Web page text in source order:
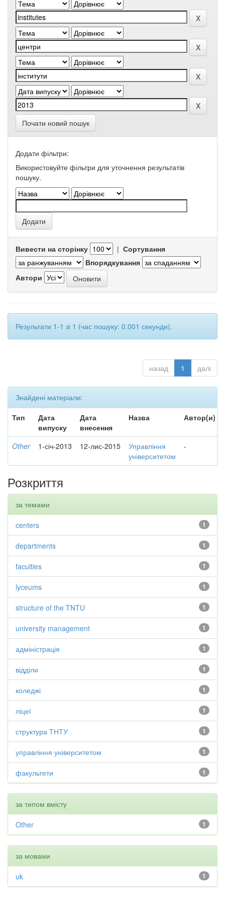
Почати новий пошук
Додати фільтри:
Використовуйте фільтри для уточнення результатів
пошуку.
Вивести на сторінку | Сортування
Впорядкування
Автори
Результати 1-1 зі 1 (час пошуку: 0.001 секунди).
назад 1 далі
Знайдені матеріали:
Тип
Дата
випуску
Дата
внесення
Назва Автор(и)
Other 1-січ-2013 12-лис-2015
Управління
університетом
-
Розкриття
за темами
1
centers
1
departments
1
faculties
1
lyceums
1
structure of the TNTU
1
university management
1
адміністрація
1
відділи
1
коледжі
1
ліцеї
1
структура ТНТУ
1
управління університетом
1
факультети
за типом вмісту
1
Other
за мовами
1
uk